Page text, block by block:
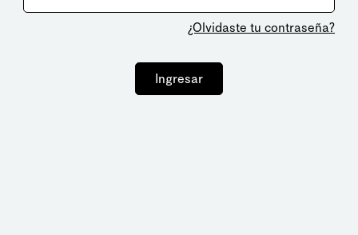
¿Olvidaste tu contraseña?
Ingresar